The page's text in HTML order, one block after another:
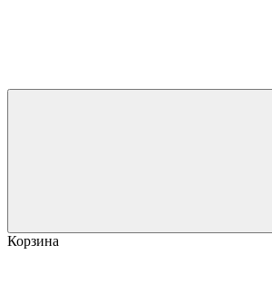
Корзина